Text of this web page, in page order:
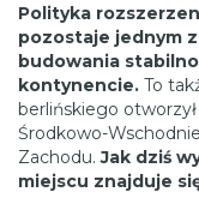
Polityka
pozostaje jednym
budowania
kontynencie. To
berlińskiego
Środkowo-
Zachodu.Jak dziś
miejscu znajduje